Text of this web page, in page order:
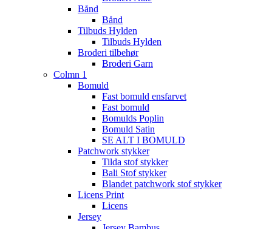
Bånd
Bånd
Tilbuds Hylden
Tilbuds Hylden
Broderi tilbehør
Broderi Garn
Colmn 1
Bomuld
Fast bomuld ensfarvet
Fast bomuld
Bomulds Poplin
Bomuld Satin
SE ALT I BOMULD
Patchwork stykker
Tilda stof stykker
Bali Stof stykker
Blandet patchwork stof stykker
Licens Print
Licens
Jersey